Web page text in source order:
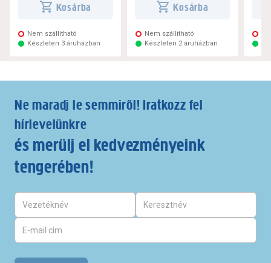
Kosárba
Nem szállítható
Készleten 3 áruházban
Kosárba
Nem szállítható
Készleten 2 áruházban
Ne maradj le semmiről! Iratkozz fel
hírlevelünkre
és merülj el kedvezményeink
tengerében!